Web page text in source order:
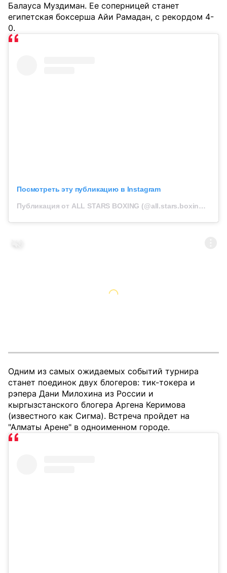
Балауса Муздиман. Ее соперницей станет
египетская боксерша Айи Рамадан, с рекордом 4-
0.
Посмотреть эту публикацию в Instagram
Публикация от ALL STARS BOXING (@all.stars.boxing.kz)
Одним из самых ожидаемых событий турнира
станет поединок двух блогеров: тик-токера и
рэпера Дани Милохина из России и
кыргызстанского блогера Аргена Керимова
(известного как Сигма). Встреча пройдет на
"Алматы Арене" в одноименном городе.